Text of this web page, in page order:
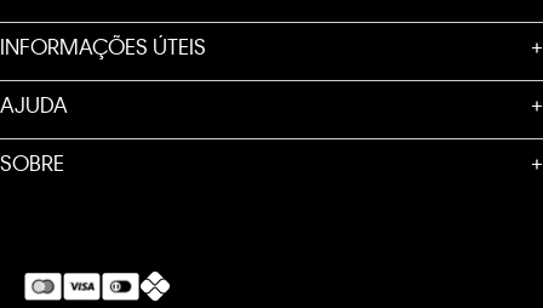
INFORMAÇÕES ÚTEIS +
AJUDA +
SOBRE +